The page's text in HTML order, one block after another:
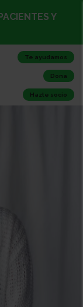
Y
Te ayudamos
Dona
Hazte socio